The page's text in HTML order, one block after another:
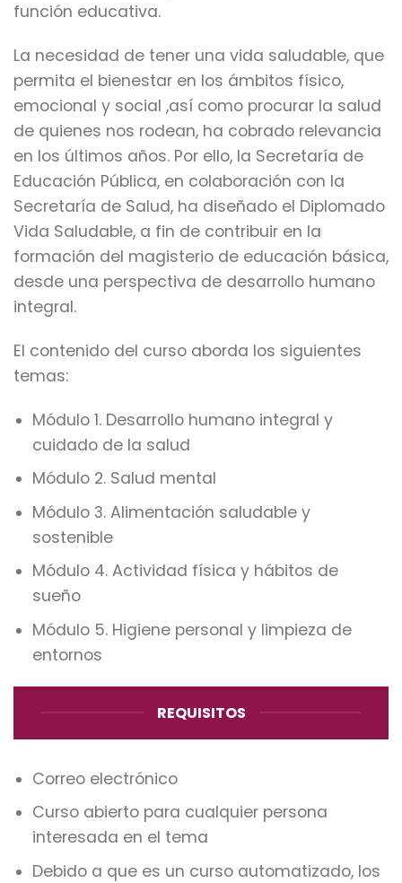
función educativa.
La necesidad de tener una vida saludable, que
permita el bienestar en los ámbitos físico,
emocional y social ,así como procurar la salud
de quienes nos rodean, ha cobrado relevancia
en los últimos años. Por ello, la Secretaría de
Educación Pública, en colaboración con la
Secretaría de Salud, ha diseñado el Diplomado
Vida Saludable, a fin de contribuir en la
formación del magisterio de educación básica,
desde una perspectiva de desarrollo humano
integral.
El contenido del curso aborda los siguientes
temas:
Módulo 1. Desarrollo humano integral y
cuidado de la salud
Módulo 2. Salud mental
Módulo 3. Alimentación saludable y
sostenible
Módulo 4. Actividad física y hábitos de
sueño
Módulo 5. Higiene personal y limpieza de
entornos
REQUISITOS
Correo electrónico
Curso abierto para cualquier persona
interesada en el tema
Debido a que es un curso automatizado, los